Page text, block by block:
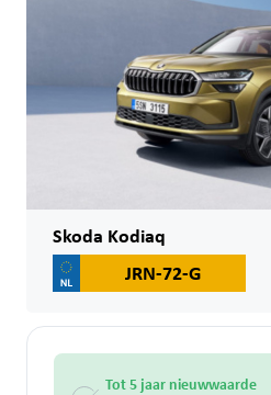
Skoda Kodiaq
JRN-72-G
Tot 5 jaar nieuwwaarde